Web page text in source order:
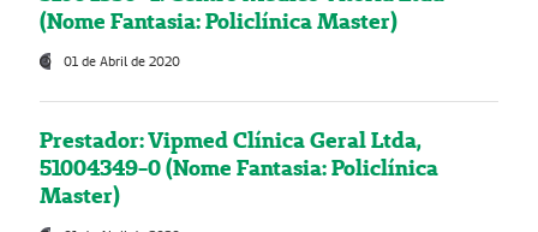
(Nome Fantasia: Policlínica Master)
01 de Abril de 2020
Prestador: Vipmed Clínica Geral Ltda,
51004349-0 (Nome Fantasia: Policlínica
Master)